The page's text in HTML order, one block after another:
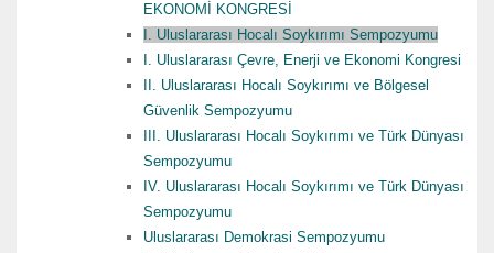
EKONOMİ KONGRESİ
I. Uluslararası Hocalı Soykırımı Sempozyumu
I. Uluslararası Çevre, Enerji ve Ekonomi Kongresi
II. Uluslararası Hocalı Soykırımı ve Bölgesel
Güvenlik Sempozyumu
III. Uluslararası Hocalı Soykırımı ve Türk Dünyası
Sempozyumu
IV. Uluslararası Hocalı Soykırımı ve Türk Dünyası
Sempozyumu
Uluslararası Demokrasi Sempozyumu